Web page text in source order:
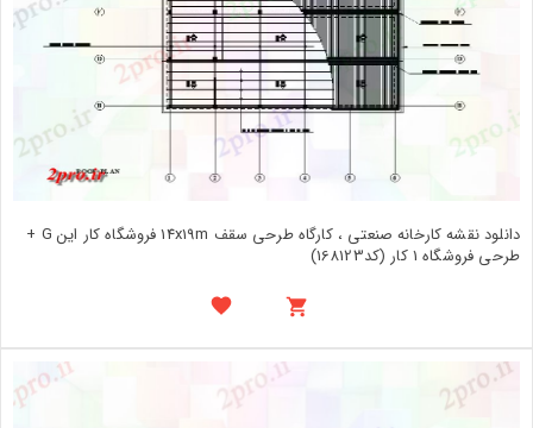
دانلود نقشه کارخانه صنعتی ، کارگاه طرحی سقف 14x19m فروشگاه کار این G +
طرحی فروشگاه 1 کار (کد168123)